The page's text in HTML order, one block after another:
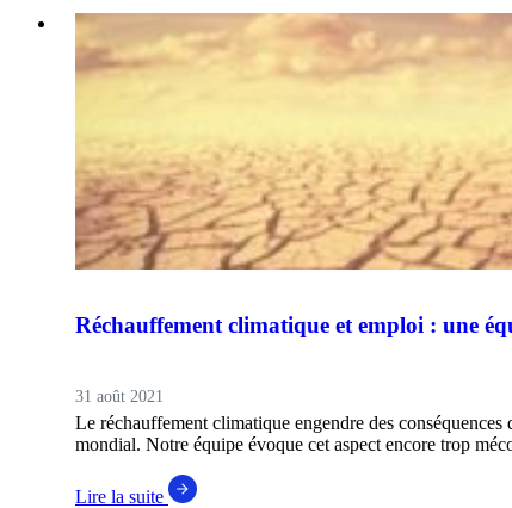
Réchauffement climatique et emploi : une
31 août 2021
Le réchauffement climatique engendre des
mondial. Notre équipe évoque cet aspect encore trop
Lire la suite